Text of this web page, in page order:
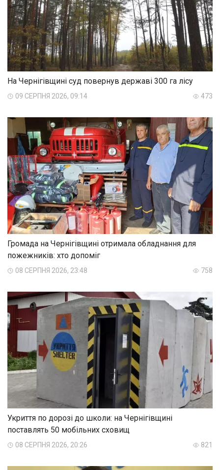
На Чернігівщині суд повернув державі 300 га лісу
09 СЕРПНЯ 2026, 09:14 473
Громада на Чернігівщині отримала обладнання для
пожежників: хто допоміг
08 СЕРПНЯ 2026, 23:48 758
Укриття по дорозі до школи: на Чернігівщині
поставлять 50 мобільних сховищ
08 СЕРПНЯ 2026, 20:26 821